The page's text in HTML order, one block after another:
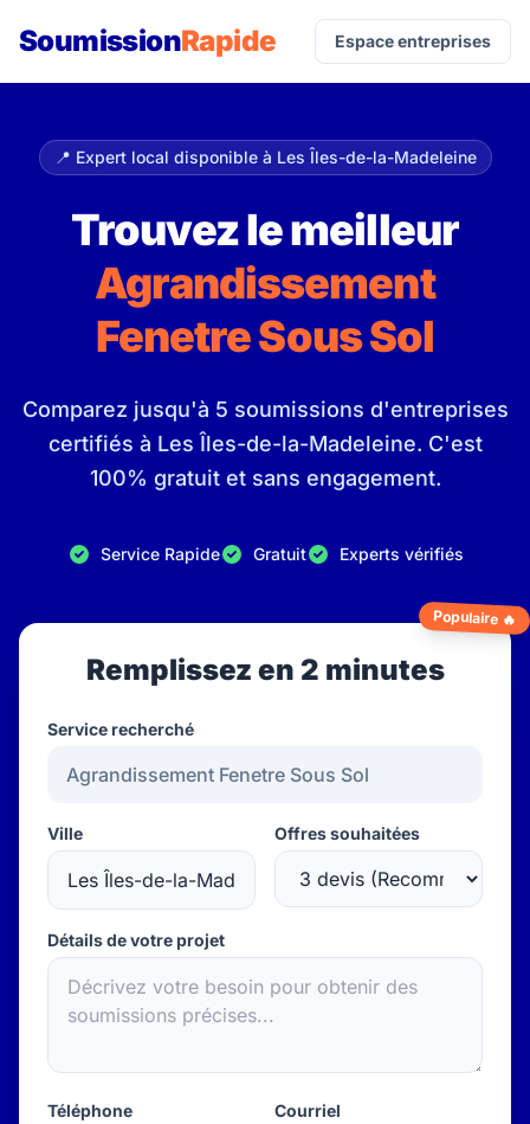
SoumissionRapide Espace entreprises
📍 Expert local disponible à Les Îles-de-la-Madeleine
Trouvez le meilleur
Agrandissement
Fenetre Sous Sol
Comparez jusqu'à 5 soumissions d'entreprises
certifiés à Les Îles-de-la-Madeleine. C'est
100% gratuit et sans engagement.
Service Rapide Gratuit Experts vérifiés
Populaire 🔥
Remplissez en 2 minutes
Service recherché
Ville Offres souhaitées
Détails de votre projet
Téléphone Courriel